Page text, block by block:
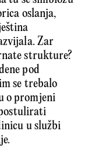
oslanja,
Zar
strukture?
pod
se trebalo
o promjeni
u službi